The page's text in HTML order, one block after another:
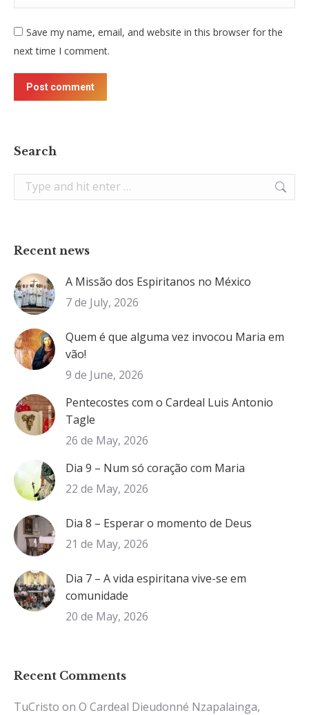
Save my name, email, and website in this browser for the
next time I comment.
Post comment
Search
Search:
Recent news
A Missão dos Espiritanos no México
7 de July, 2026
Quem é que alguma vez invocou Maria em
vão!
9 de June, 2026
Pentecostes com o Cardeal Luis Antonio
Tagle
26 de May, 2026
Dia 9 – Num só coração com Maria
22 de May, 2026
Dia 8 – Esperar o momento de Deus
21 de May, 2026
Dia 7 – A vida espiritana vive-se em
comunidade
20 de May, 2026
Recent Comments
TuCristo on O Cardeal Dieudonné Nzapalainga,